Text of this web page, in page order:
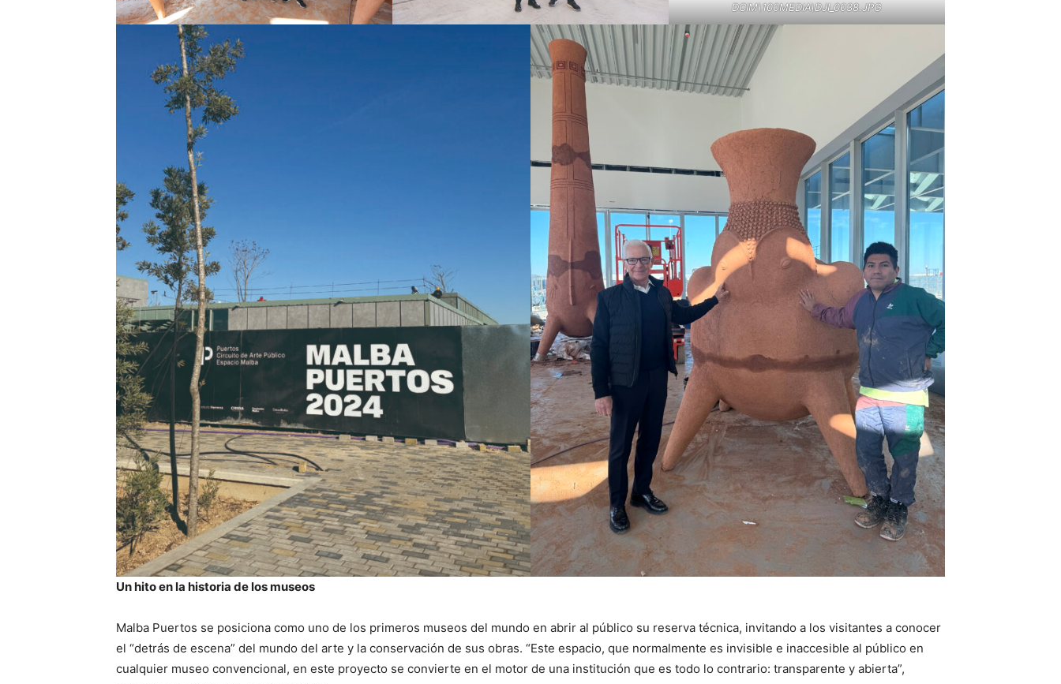
DCIM\100MEDIA\DJI_0038.JPG
Un hito en la historia de los museos
Malba Puertos se posiciona como uno de los primeros museos del mundo en abrir al público su reserva técnica, invitando a los visitantes a conocer
el “detrás de escena” del mundo del arte y la conservación de sus obras. “Este espacio, que normalmente es invisible e inaccesible al público en
cualquier museo convencional, en este proyecto se convierte en el motor de una institución que es todo lo contrario: transparente y abierta”,